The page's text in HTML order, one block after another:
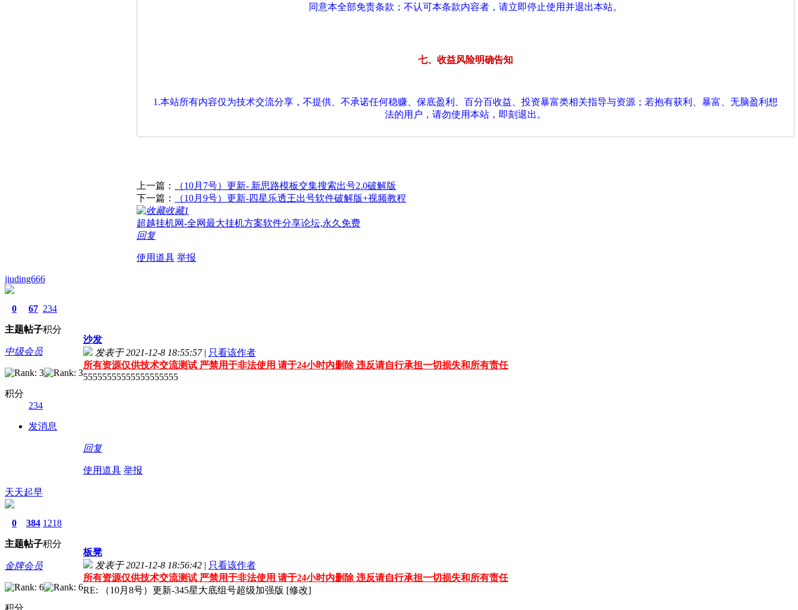
同意本全部免责条款；不认可本条款内容者，请立即停止使用并退出本站。
七、收益风险明确告知
1.本站所有内容仅为技术交流分享，不提供、不承诺任何稳赚、保底盈利、百分百收益、投资暴富类相关指导与资源；若抱有获利、暴富、无脑盈利想
法的用户，请勿使用本站，即刻退出。
上一篇：
（10月7号）更新- 新思路模板交集搜索出号2.0破解版
下一篇：
（10月9号）更新-四星乐透王出号软件破解版+视频教程
收藏1
超越挂机网-全网最大挂机方案软件分享论坛,永久免费
回复
使用道具 举报
jiuding666
0
主题
67
帖子
234
积分
中级会员
积分
234
发消息
沙发
发表于 2021-12-8 18:55:57 | 只看该作者
所有资源仅供技术交流测试 严禁用于非法使用 请于24小时内删除 违反请自行承担一切损失和所有责任
55555555555555555555
回复
使用道具 举报
天天起早
0
主题
384
帖子
1218
积分
金牌会员
积分
板凳
发表于 2021-12-8 18:56:42 | 只看该作者
所有资源仅供技术交流测试 严禁用于非法使用 请于24小时内删除 违反请自行承担一切损失和所有责任
RE: （10月8号）更新-345星大底组号超级加强版 [修改]